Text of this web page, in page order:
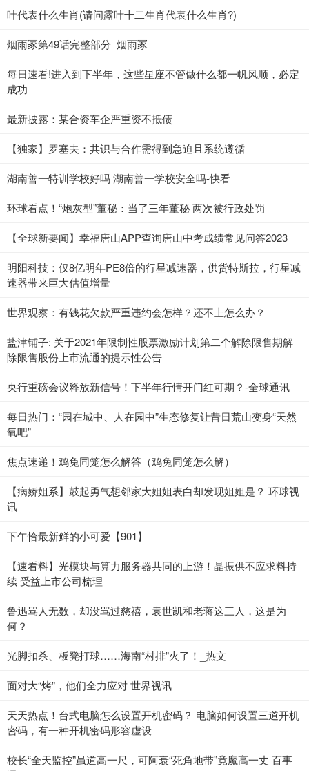
叶代表什么生肖(请问露叶十二生肖代表什么生肖?)
烟雨冢第49话完整部分_烟雨冢
每日速看!进入到下半年，这些星座不管做什么都一帆风顺，必定
成功
最新披露：某合资车企严重资不抵债
【独家】罗塞夫：共识与合作需得到急迫且系统遵循
湖南善一特训学校好吗 湖南善一学校安全吗-快看
环球看点！“炮灰型”董秘：当了三年董秘 两次被行政处罚
【全球新要闻】幸福唐山APP查询唐山中考成绩常见问答2023
明阳科技：仅8亿明年PE8倍的行星减速器，供货特斯拉，行星减
速器带来巨大估值增量
世界观察：有钱花欠款严重违约会怎样？还不上怎么办？
盐津铺子: 关于2021年限制性股票激励计划第二个解除限售期解
除限售股份上市流通的提示性公告
央行重磅会议释放新信号！下半年行情开门红可期？-全球通讯
每日热门：“园在城中、人在园中”生态修复让昔日荒山变身“天然
氧吧”
焦点速递！鸡兔同笼怎么解答（鸡兔同笼怎么解）
【病娇姐系】鼓起勇气想邻家大姐姐表白却发现姐姐是？ 环球视
讯
下午恰最新鲜的小可爱【901】
【速看料】光模块与算力服务器共同的上游！晶振供不应求料持
续 受益上市公司梳理
鲁迅骂人无数，却没骂过慈禧，袁世凯和老蒋这三人，这是为
何？
光脚扣杀、板凳打球……海南“村排”火了！_热文
面对大“烤”，他们全力应对 世界视讯
天天热点！台式电脑怎么设置开机密码？ 电脑如何设置三道开机
密码，有一种开机密码形容虚设
校长“全天监控”虽道高一尺，可阿衰“死角地带”竟魔高一丈 百事